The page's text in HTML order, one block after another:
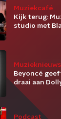
Muziekcafé
Kijk terug:
studio met
Muzieknieuws
Beyoncé
draai aan
Podcast